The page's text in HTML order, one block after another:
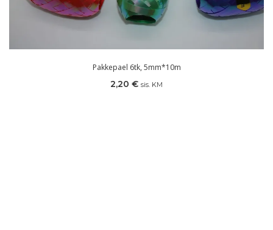
Pakkepael 6tk, 5mm*10m
2,20 € sis. KM